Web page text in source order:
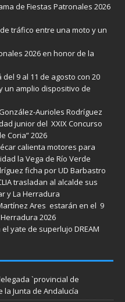
de Fiestas Patronales 2026
tráfico entre una moto y un
2026 en honor de la
9 al 11 de agosto con 20
un amplio dispositivo de
Aurioles Rodríguez
junior del XXIX Concurso
Coria” 2026
calienta motores para
la Vega de Río Verde
ficha por UD Barbastro
trasladan al alcalde sus
y La Herradura
Ares estarán en el 9
2026
yate de superlujo DREAM
`provincial de
Junta de Andalucía